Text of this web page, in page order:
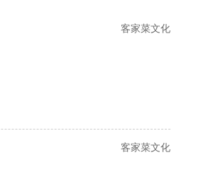
客家菜文化
客家菜文化